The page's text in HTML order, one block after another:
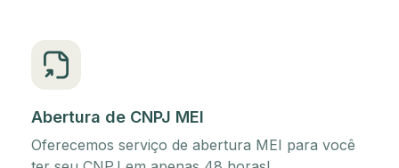
Abertura de CNPJ MEI
Oferecemos serviço de abertura MEI para você